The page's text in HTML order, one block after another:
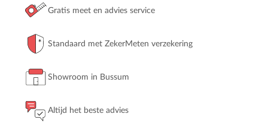
Gratis meet en advies service
Standaard met ZekerMeten verzekering
Showroom in Bussum
Altijd het beste advies